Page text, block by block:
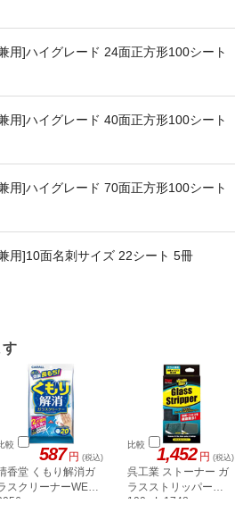
用]ハイグレード 24面正方形100シート
用]ハイグレード 40面正方形100シート
用]ハイグレード 70面正方形100シート
用]10面名刺サイズ 22シート 5冊
す
較 587 円 (税込)
香堂 くもり解消ガ
スクリーナーWET
比較 1,452 円 (税込)
呉工業 ストーナー ガ
ラスストリッパー
100mL 1748